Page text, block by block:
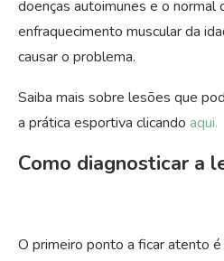
doenças autoimunes e o normal
enfraquecimento muscular da
causar o problema.
Saiba mais sobre lesões que
a prática esportiva clicando aqui.
Como diagnosticar a
O primeiro ponto a ficar atento